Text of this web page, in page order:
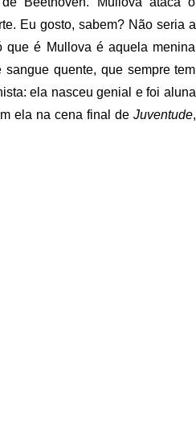
Eu gosto, sabem? Não seria a
que é Mullova é aquela menina
quente, que sempre tem
ela nasceu genial e foi aluna
ela na cena final de Juventude,